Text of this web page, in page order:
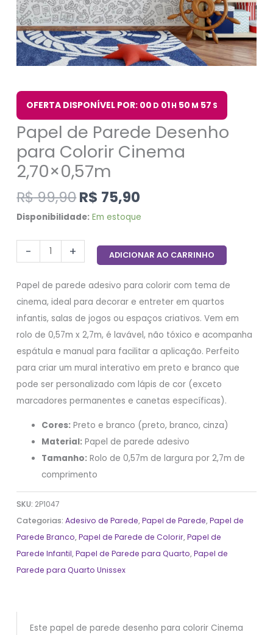
OFERTA DISPONÍVEL POR: 00 D 01H 50 M 56 S
Papel de Parede Desenho
para Colorir Cinema
2,70×0,57m
R$99,90R$ 75,90
Disponibilidade: Em estoque
- + ADICIONAR AO CARRINHO
Papel de parede adesivo para colorir com tema de
cinema, ideal para decorar e entreter em quartos
infantis, salas de jogos ou espaços criativos. Vem em
rolo de 0,57m x 2,7m, é lavável, não tóxico e acompanha
espátula e manual para facilitar a aplicação. Perfeito
para criar um mural interativo em preto e branco que
pode ser personalizado com lápis de cor (exceto
marcadores permanentes e canetas específicas).
Cores: Preto e branco (preto, branco, cinza)
Material: Papel de parede adesivo
Tamanho: Rolo de 0,57m de largura por 2,7m de
comprimento
SKU: 2P1047
Categorias:Adesivo de Parede,Papel de Parede,Papel de
Parede Branco,Papel de Parede de Colorir,Papel de
Parede Infantil,Papel de Parede para Quarto,Papel de
Parede para Quarto Unissex
Este papel de parede desenho para colorir Cinema